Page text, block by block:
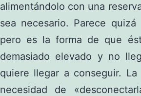
alimentándolo con una
sea necesario. Parece
pero es la forma de que
demasiado elevado y no
quiere llegar a conseguir.
necesidad de